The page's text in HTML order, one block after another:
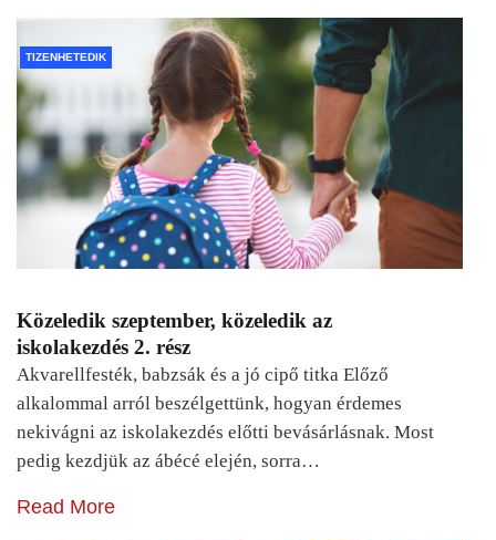
TIZENHETEDIK
Közeledik szeptember, közeledik az
iskolakezdés 2. rész
Akvarellfesték, babzsák és a jó cipő titka Előző
alkalommal arról beszélgettünk, hogyan érdemes
nekivágni az iskolakezdés előtti bevásárlásnak. Most
pedig kezdjük az ábécé elején, sorra…
Read More